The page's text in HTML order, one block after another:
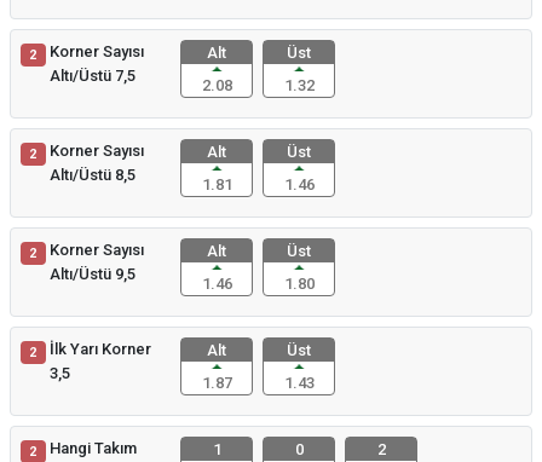
2
Korner Sayısı
Altı/Üstü 7,5
Alt
2.08
Üst
1.32
2
Korner Sayısı
Altı/Üstü 8,5
Alt
1.81
Üst
1.46
2
Korner Sayısı
Altı/Üstü 9,5
Alt
1.46
Üst
1.80
2
İlk Yarı Korner
3,5
Alt
1.87
Üst
1.43
2
Hangi Takım
1
0
2